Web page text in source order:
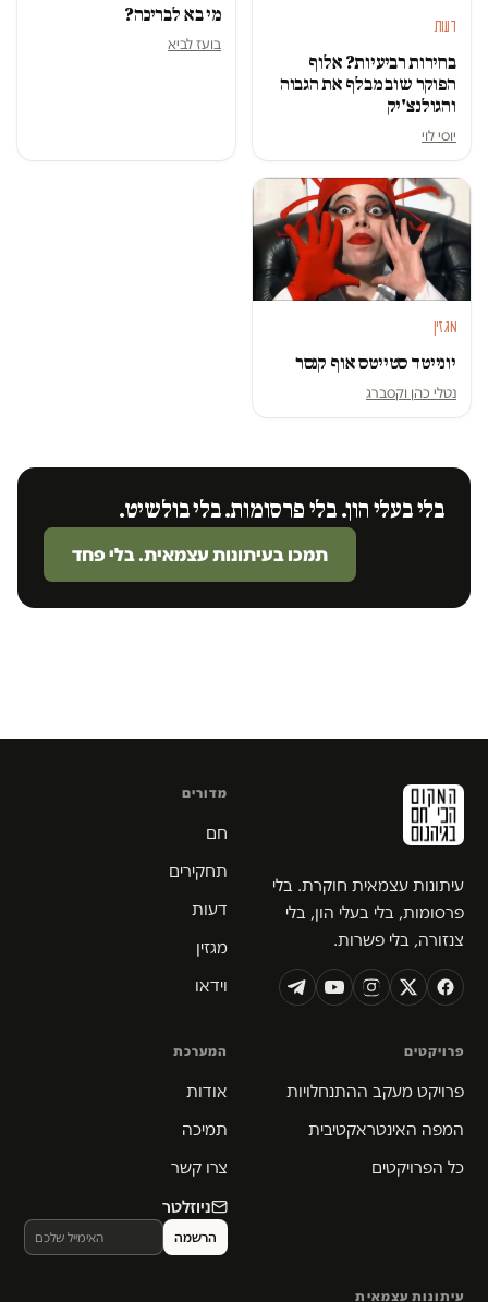
דעות
בחירות רביעיות? אלוף
הפוקר שוב מבלף את הגבוה
והגולנצ'יק
יוסי לוי
מי בא לבריכה?
בועז לביא
מגזין
יונייטד סטייטס אוף קנסר
נטלי כהן וקסברג
בלי בעלי הון. בלי פרסומות. בלי בולשיט.
תמכו בעיתונות עצמאית. בלי פחד
עיתונות עצמאית חוקרת. בלי
פרסומות, בלי בעלי הון, בלי
צנזורה, בלי פשרות.
מדורים
חם
תחקירים
דעות
מגזין
וידאו
פרויקטים
פרויקט מעקב ההתנחלויות
המפה האינטראקטיבית
כל הפרויקטים
המערכת
אודות
תמיכה
צרו קשר
ניוזלטר
עיתונות עצמאית